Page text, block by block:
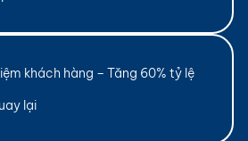
khách hàng – Tăng 60% tỷ lệ
lại